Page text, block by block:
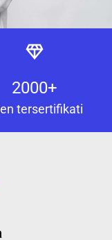
2000+
tersertifikati